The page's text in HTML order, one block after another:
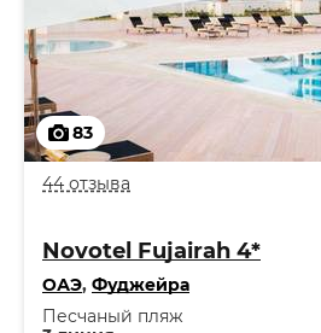
83
44 отзыва
Novotel Fujairah 4*
ОАЭ, Фуджейра
Песчаный пляж